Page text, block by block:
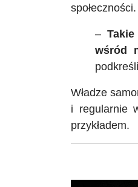
społeczności.
–
wśród
Władze
i regularnie
przykładem.